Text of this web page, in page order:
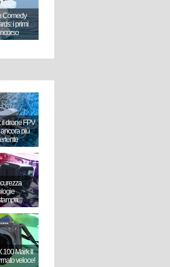
Comedy
i primi
il drone FPV
più
100 Mark II:
veloce!